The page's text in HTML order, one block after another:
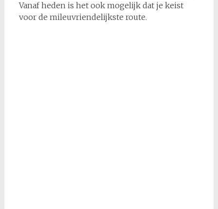
Vanaf heden is het ook mogelijk dat je keist
voor de mileuvriendelijkste route.